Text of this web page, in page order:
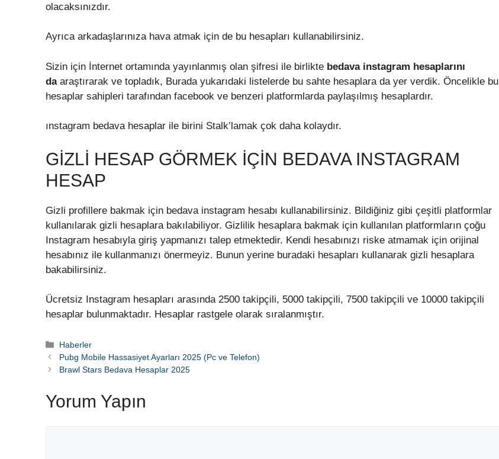
olacaksınızdır.
Ayrıca arkadaşlarınıza hava atmak için de bu hesapları kullanabilirsiniz.
Sizin için İnternet ortamında yayınlanmış olan şifresi ile birlikte bedava instagram hesaplarını
da araştırarak ve topladık, Burada yukarıdaki listelerde bu sahte hesaplara da yer verdik. Öncelikle bu
hesaplar sahipleri tarafından facebook ve benzeri platformlarda paylaşılmış hesaplardır.
ınstagram bedava hesaplar ile birini Stalk’lamak çok daha kolaydır.
GIZLI HESAP GÖRMEK IÇIN BEDAVA INSTAGRAM
HESAP
Gizli profillere bakmak için bedava instagram hesabı kullanabilirsiniz. Bildiğiniz gibi çeşitli platformlar
kullanılarak gizli hesaplara bakılabiliyor. Gizlilik hesaplara bakmak için kullanılan platformların çoğu
Instagram hesabıyla giriş yapmanızı talep etmektedir. Kendi hesabınızı riske atmamak için orijinal
hesabınız ile kullanmanızı önermeyiz. Bunun yerine buradaki hesapları kullanarak gizli hesaplara
bakabilirsiniz.
Ücretsiz Instagram hesapları arasında 2500 takipçili, 5000 takipçili, 7500 takipçili ve 10000 takipçili
hesaplar bulunmaktadır. Hesaplar rastgele olarak sıralanmıştır.
Kategoriler
Haberler
Pubg Mobile Hassasiyet Ayarları 2025 (Pc ve Telefon)
Brawl Stars Bedava Hesaplar 2025
Yorum Yapın